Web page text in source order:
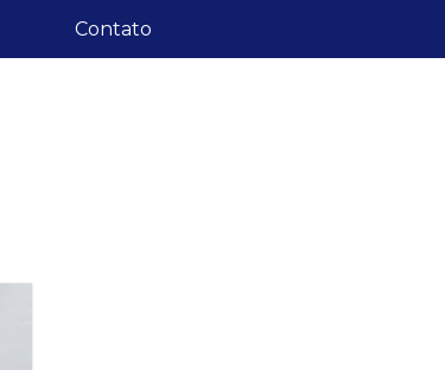
Contato